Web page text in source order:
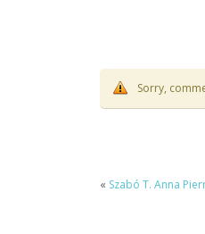
Sorry,
« Szabó T. Anna